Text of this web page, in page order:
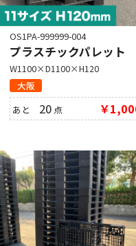
OS1PA-999999-004
プラスチックパレット
W1100×D1100×H120
大阪
あと 20 点 ￥